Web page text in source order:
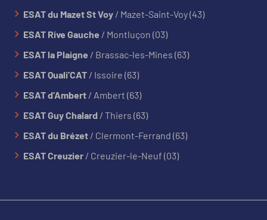
ESAT du Mazet St Voy / Mazet-Saint-Voy (43)
ESAT Rive Gauche / Montluçon (03)
ESAT la Plaigne / Brassac-les-Mines (63)
ESAT Quali’CAT / Issoire (63)
ESAT d’Ambert / Ambert (63)
ESAT Guy Chalard / Thiers (63)
ESAT du Brézet / Clermont-Ferrand (63)
ESAT Creuzier / Creuzier-le-Neuf (03)